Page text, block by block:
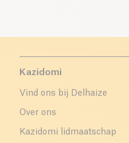
Kazidomi
Vind ons bij Delhaize
Over ons
Kazidomi lidmaatschap